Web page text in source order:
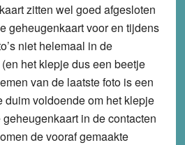
zitten wel goed afgesloten
geheugenkaart voor en tijdens
niet helemaal in de
het klepje dus een beetje
van de laatste foto is een
duim voldoende om het klepje
in de contacten
de vooraf gemaakte